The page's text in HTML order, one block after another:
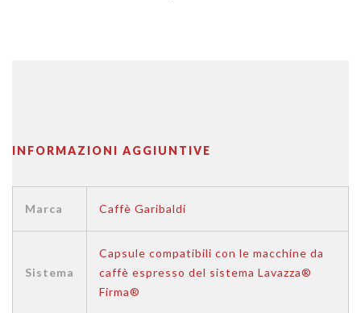
INFORMAZIONI AGGIUNTIVE
Marca Caffè Garibaldi
Sistema
Capsule compatibili con le macchine da
caffè espresso del sistema Lavazza®
Firma®